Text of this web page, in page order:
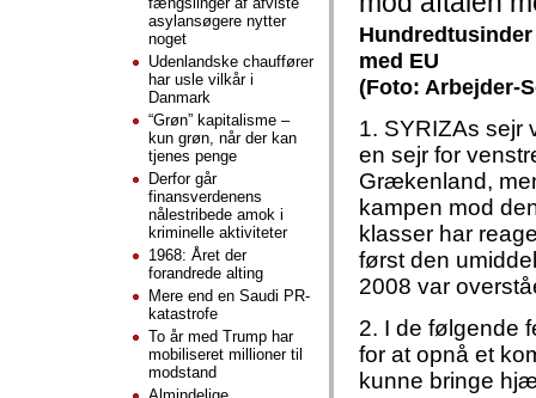
med EU
(Foto: Arbejder-
1. SYRIZAs sejr
en sejr for
Grækenland,
kampen mod
klasser har
først den
2008 var
2. I de følgende
for at opnå et
kunne bringe
asylansøgere nytter
noget
Udenlandske chauffører
har usle vilkår i
Danmark
“Grøn” kapitalisme –
kun grøn, når der kan
tjenes penge
Derfor går
finansverdenens
nålestribede amok i
kriminelle aktiviteter
1968: Året der
forandrede alting
Mere end en Saudi PR-
katastrofe
To år med Trump har
mobiliseret millioner til
modstand